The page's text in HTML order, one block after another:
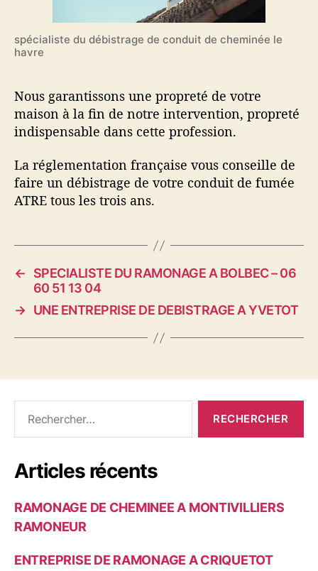
spécialiste du débistrage de conduit de cheminée le
havre
Nous garantissons une propreté de votre
maison à la fin de notre intervention, propreté
indispensable dans cette profession.
La réglementation française vous conseille de
faire un débistrage de votre conduit de fumée
ATRE tous les trois ans.
←
SPECIALISTE DU RAMONAGE A BOLBEC – 06
60 51 13 04
→ UNE ENTREPRISE DE DEBISTRAGE A YVETOT
c
h
Articles récents
RAMONAGE DE CHEMINEE A MONTIVILLIERS
RAMONEUR
ENTREPRISE DE RAMONAGE A CRIQUETOT